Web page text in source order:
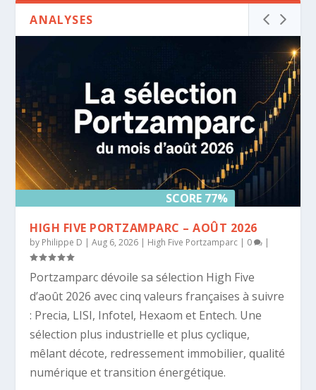
ANALYSES
SCORE 77%
HIGH FIVE PORTZAMPARC – AOÛT 2026
by Philippe D |Aug 6, 2026 | High Five Portzamparc | 0 |
Portzamparc dévoile sa sélection High Five
d’août 2026 avec cinq valeurs françaises à suivre
: Precia, LISI, Infotel, Hexaom et Entech. Une
sélection plus industrielle et plus cyclique,
mêlant décote, redressement immobilier, qualité
numérique et transition énergétique.